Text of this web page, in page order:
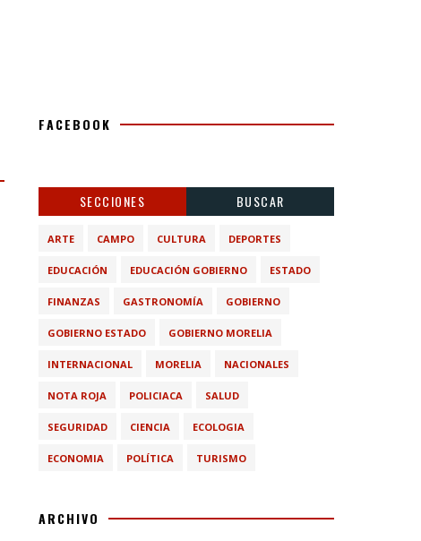
FACEBOOK
SECCIONES BUSCAR
ARTE CAMPO CULTURA DEPORTES
EDUCACIÓN EDUCACIÓN GOBIERNO ESTADO
FINANZAS GASTRONOMÍA GOBIERNO
GOBIERNO ESTADO GOBIERNO MORELIA
INTERNACIONAL MORELIA NACIONALES
NOTA ROJA POLICIACA SALUD
SEGURIDAD CIENCIA ECOLOGIA
ECONOMIA POLÍTICA TURISMO
ARCHIVO